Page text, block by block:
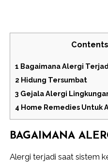
Contents
1 Bagaimana Alergi
2 Hidung Tersumbat
3 Gejala Alergi
4 Home Remedies Untuk
BAGAIMANA
Alergi terjadi saat sistem